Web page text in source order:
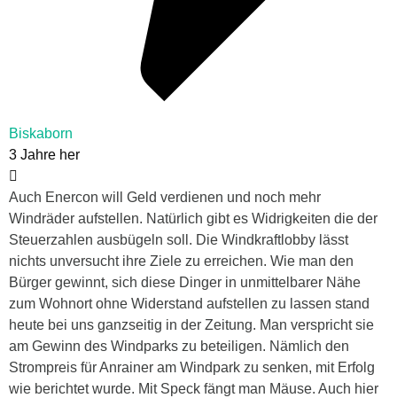
Biskaborn
3 Jahre her
Auch Enercon will Geld verdienen und noch mehr
Windräder aufstellen. Natürlich gibt es Widrigkeiten die der
Steuerzahlen ausbügeln soll. Die Windkraftlobby lässt
nichts unversucht ihre Ziele zu erreichen. Wie man den
Bürger gewinnt, sich diese Dinger in unmittelbarer Nähe
zum Wohnort ohne Widerstand aufstellen zu lassen stand
heute bei uns ganzseitig in der Zeitung. Man verspricht sie
am Gewinn des Windparks zu beteiligen. Nämlich den
Strompreis für Anrainer am Windpark zu senken, mit Erfolg
wie berichtet wurde. Mit Speck fängt man Mäuse. Auch hier